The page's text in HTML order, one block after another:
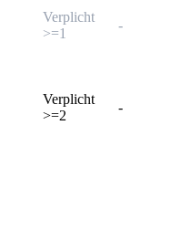
Verplicht
>=1
-
Verplicht
>=2
-